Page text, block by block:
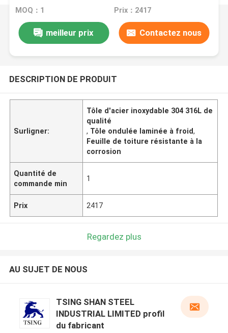
applications de toiture
MOQ：1 Prix：2417
meilleur prix Contactez nous
DESCRIPTION DE PRODUIT
Surligner:
Tôle d'acier inoxydable 304 316L de
qualité
, Tôle ondulée laminée à froid,
Feuille de toiture résistante à la
corrosion
Quantité de
commande min
1
Prix 2417
Regardez plus
AU SUJET DE NOUS
TSING SHAN STEEL
INDUSTRIAL LIMITED profil
du fabricant